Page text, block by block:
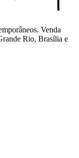
Venda
Rio, Brasília e